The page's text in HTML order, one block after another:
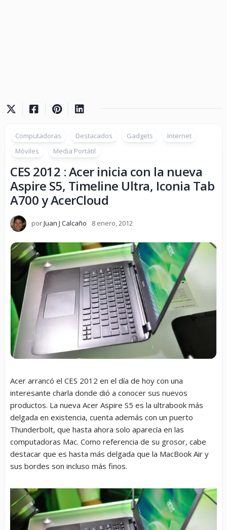
Computadoras Destacados Gadgets
Internet
Móviles
Media Portátil
CES 2012 : Acer inicia con la nueva
Aspire S5, Timeline Ultra, Iconia Tab
A700 y AcerCloud
porJuan J Calcaño 8 enero, 2012
Acer arrancó el CES 2012 en el día de hoy con una
interesante charla donde dió a conocer sus nuevos
productos. La nueva Acer Aspire S5 es la ultrabook más
delgada en existencia, cuenta además con un puerto
Thunderbolt, que hasta ahora solo aparecía en las
computadoras Mac. Como referencia de su grosor, cabe
destacar que es hasta más delgada que la MacBook Air y
sus bordes son incluso más finos.